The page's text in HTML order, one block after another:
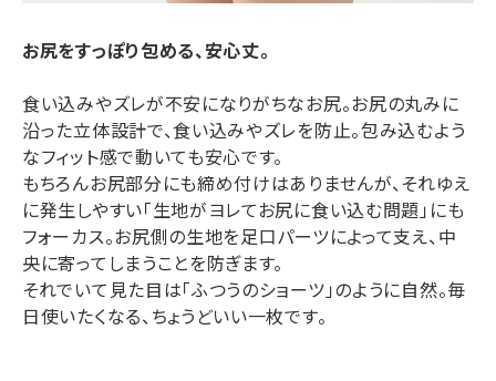
お尻をすっぽり包める、安心丈。
食い込みやズレが不安になりがちなお尻。お尻の丸みに
沿った立体設計で、食い込みやズレを防止。包み込むよう
なフィット感で動いても安心です。
もちろんお尻部分にも締め付けはありませんが、それゆえ
に発生しやすい「生地がヨレてお尻に食い込む問題」にも
フォーカス。お尻側の生地を足口パーツによって支え、中
央に寄ってしまうことを防ぎます。
それでいて見た目は「ふつうのショーツ」のように自然。毎
日使いたくなる、ちょうどいい一枚です。